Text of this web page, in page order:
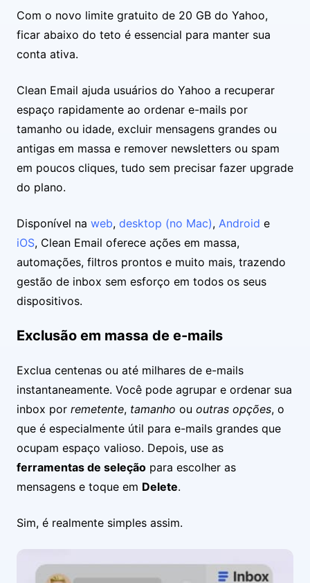
Com o novo limite gratuito de 20 GB do Yahoo,
ficar abaixo do teto é essencial para manter sua
conta ativa.
Clean Email ajuda usuários do Yahoo a recuperar
espaço rapidamente ao ordenar e-mails por
tamanho ou idade, excluir mensagens grandes ou
antigas em massa e remover newsletters ou spam
em poucos cliques, tudo sem precisar fazer upgrade
do plano.
Disponível na web, desktop (no Mac), Android e
iOS, Clean Email oferece ações em massa,
automações, filtros prontos e muito mais, trazendo
gestão de inbox sem esforço em todos os seus
dispositivos.
Exclusão em massa de e-mails
Exclua centenas ou até milhares de e-mails
instantaneamente. Você pode agrupar e ordenar sua
inbox por remetente, tamanho ou outras opções, o
que é especialmente útil para e-mails grandes que
ocupam espaço valioso. Depois, use as
ferramentas de seleção para escolher as
mensagens e toque em Delete.
Sim, é realmente simples assim.